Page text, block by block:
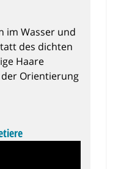
im Wasser und
des dichten
Haare
Orientierung